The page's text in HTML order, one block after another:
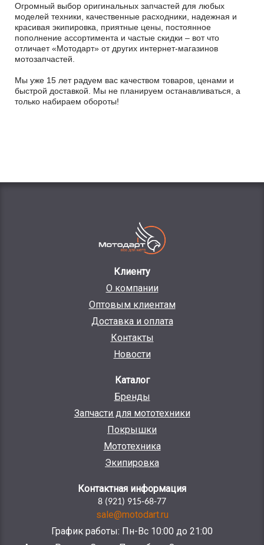
Огромный выбор оригинальных запчастей для любых
моделей техники, качественные расходники, надежная и
красивая экипировка, приятные цены, постоянное
пополнение ассортимента и частые скидки – вот что
отличает «Мотодарт» от других интернет-магазинов
мотозапчастей.
Мы уже 15 лет радуем вас качеством товаров, ценами и
быстрой доставкой. Мы не планируем останавливаться, а
только набираем обороты!
Клиенту
О компании
Оптовым клиентам
Доставка и оплата
Контакты
Новости
Каталог
Бренды
Запчасти для мототехники
Покрышки
Мототехника
Экипировка
Контактная информация
8 (921) 915-68-77
sale@motodart.ru
График работы: Пн-Вс 10:00 до 21:00